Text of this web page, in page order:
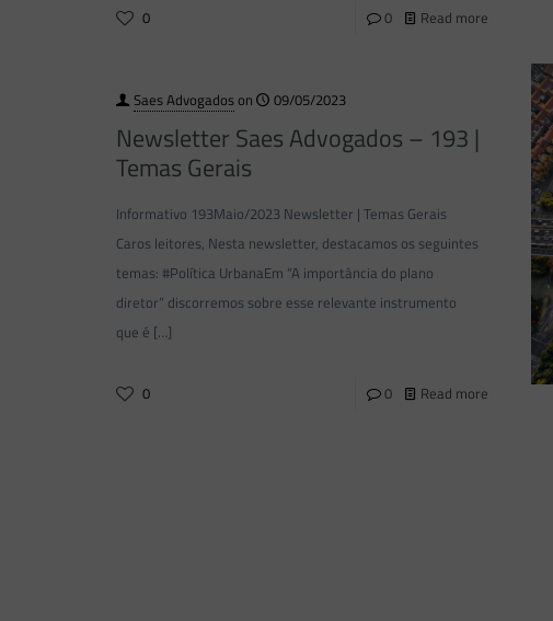
0 0 Read more
Saes Advogadoson 09/05/2023
Newsletter Saes Advogados – 193 |
Temas Gerais
Informativo 193Maio/2023 Newsletter | Temas Gerais
Caros leitores, Nesta newsletter, destacamos os seguintes
temas: #Política UrbanaEm “A importância do plano
diretor” discorremos sobre esse relevante instrumento
que é […]
0 0
Read more